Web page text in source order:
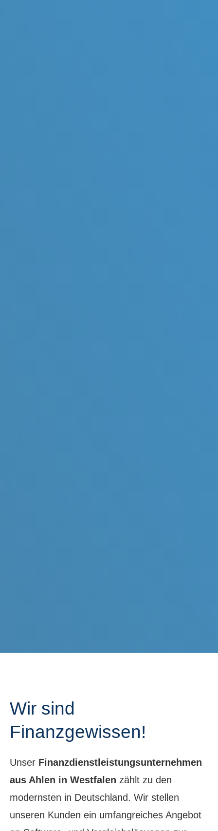
Wir sind
Finanzgewissen!
Unser Finanzdienstleistungsunternehmen
aus Ahlen in Westfalen zählt zu den
modernsten in Deutschland. Wir stellen
unseren Kunden ein umfangreiches Angebot